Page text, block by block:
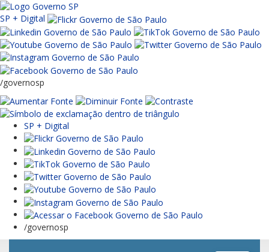
SP + Digital
/governosp
SP + Digital
/governosp